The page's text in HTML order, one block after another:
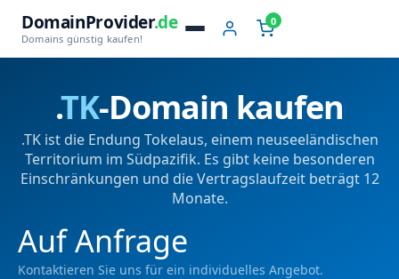
DomainProvider.de
Domains günstig kaufen!
0
.TK-Domain kaufen
.TK ist die Endung Tokelaus, einem neuseeländischen
Territorium im Südpazifik. Es gibt keine besonderen
Einschränkungen und die Vertragslaufzeit beträgt 12
Monate.
Auf Anfrage
Kontaktieren Sie uns für ein individuelles Angebot.